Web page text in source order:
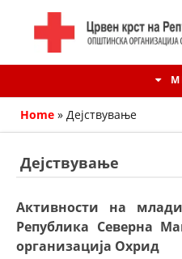
Home » Дејствување
Дејствување
Активности на
Република Северна
организација Охрид